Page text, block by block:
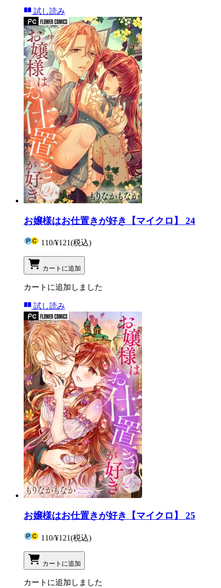
試し読み
お嬢様はお仕置きが好き【マイクロ】 24
110/¥121(税込)
カートに追加
カートに追加しました
試し読み
お嬢様はお仕置きが好き【マイクロ】 25
110/¥121(税込)
カートに追加
カートに追加しました